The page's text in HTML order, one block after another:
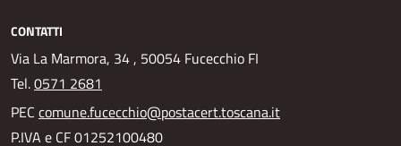
CONTATTI
Via La Marmora, 34 , 50054 Fucecchio FI
Tel.0571 2681
PEC comune.fucecchio@postacert.toscana.it
P.IVA e CF 01252100480